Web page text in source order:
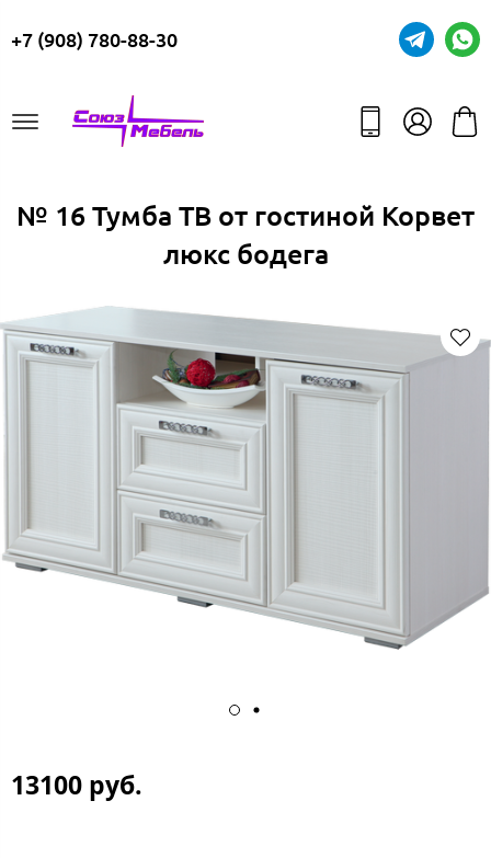
+7 (908) 780-88-30
№ 16 Тумба ТВ от гостиной Корвет
люкс бодега
13100 руб.